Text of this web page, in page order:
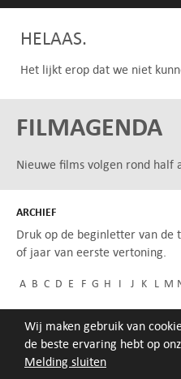
Melding sluiten
Wij maken gebruik van
de beste ervaring hebt op
HELAAS.
Het lijkt erop dat we niet
FILMAGENDA
Nieuwe films volgen rond half
ARCHIEF
Druk op de beginletter van
of jaar van eerste vertoning.
A B C D E F G H I J K L M